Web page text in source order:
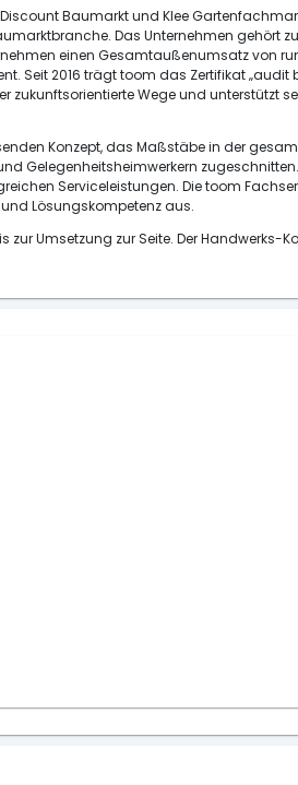
Baumarkt und Klee
Das Unternehmen gehört
einen Gesamtaußenumsatz von
Seit 2016 trägt toom das Zertifikat
zukunftsorientierte Wege und unterstützt
Konzept, das Maßstäbe in der
Gelegenheitsheimwerkern
Serviceleistungen. Die toom
Lösungskompetenz aus.
zur Umsetzung zur Seite. Der